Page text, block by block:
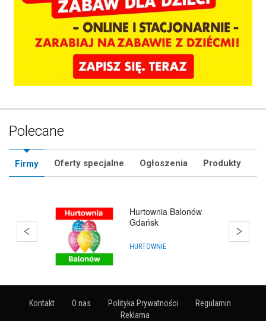
Polecane
Firmy Oferty specjalne Ogłoszenia Produkty
Hurtownia Balonów
HURTOWNIE
Kontakt O nas Polityka Prywatności
Regulamin
Reklama